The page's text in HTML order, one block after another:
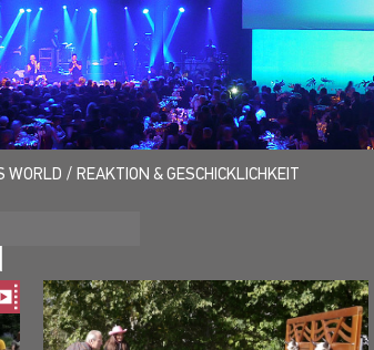
WORLD REAKTION & GESCHICKLICHKEIT